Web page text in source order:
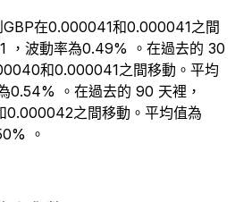
在0.000041和0.000041之間
，波動率為0.49% 。在過去的 30
和0.000041之間移動。平均
0.54% 。在過去的 90 天裡，
之間移動。平均值為
。